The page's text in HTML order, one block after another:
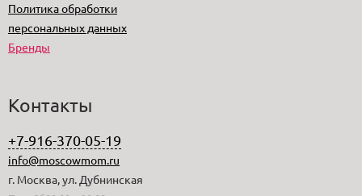
Политика обработки
персональных данных
Бренды
Контакты
+7-916-370-05-19
info@moscowmom.ru
г. Москва, ул. Дубнинская